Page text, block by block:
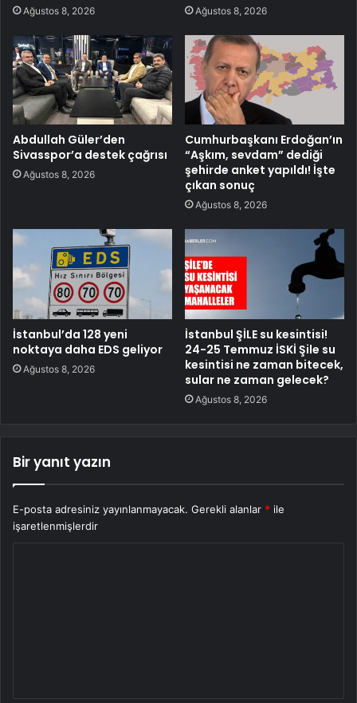
Ağustos 8, 2026 Ağustos 8, 2026
Abdullah Güler’den
Sivasspor’a destek çağrısı
Ağustos 8, 2026
Cumhurbaşkanı Erdoğan’ın
“Aşkım, sevdam” dediği
şehirde anket yapıldı! İşte
çıkan sonuç
Ağustos 8, 2026
İstanbul’da 128 yeni
noktaya daha EDS geliyor
Ağustos 8, 2026
İstanbul ŞİLE su kesintisi!
24-25 Temmuz İSKİ Şile su
kesintisi ne zaman bitecek,
sular ne zaman gelecek?
Ağustos 8, 2026
Bir yanıt yazın
E-posta adresiniz yayınlanmayacak. Gerekli alanlar * ile
işaretlenmişlerdir